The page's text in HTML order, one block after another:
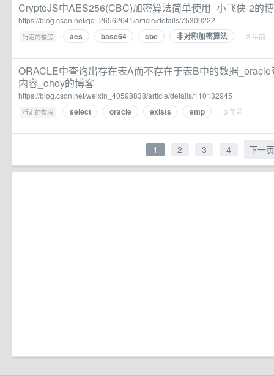
CryptoJS中AES256(CBC)加密算法简单使用_小飞侠-2的
https://blog.csdn.net/qq_26562641/article/details/75309222
行走的楼房 · aes base64 cbc 非对称加密算法 · 3 年前
ORACLE中查询出存在表A而不存在于表B中的数据
内容_ohoy的博客
https://blog.csdn.net/weixin_40598838/article/details/110132945
行走的楼房 · select oracle exists emp · 3 年前
1 2 3 4 下一页